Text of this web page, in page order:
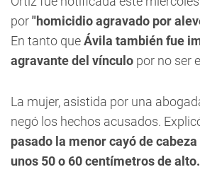
por"homicidio agravado por
En tanto queÁvila también fue
agravante del vínculo por no ser
La mujer, asistida por una
negó los hechos acusados.
pasado la menor cayó de
unos 50 o 60 centímetros de alto.